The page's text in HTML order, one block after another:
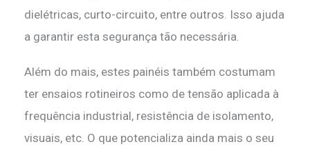
dielétricas, curto-circuito, entre outros. Isso ajuda
a garantir esta segurança tão necessária.
Além do mais, estes painéis também costumam
ter ensaios rotineiros como de tensão aplicada à
frequência industrial, resistência de isolamento,
visuais, etc. O que potencializa ainda mais o seu